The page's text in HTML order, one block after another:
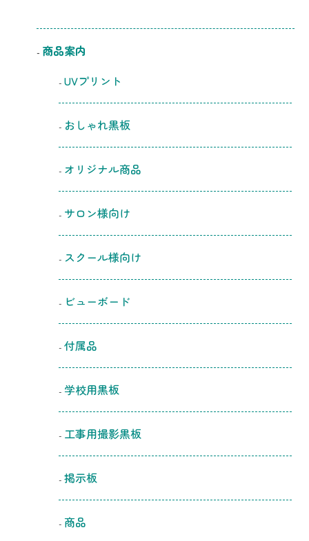
商品案内
UVプリント
おしゃれ黒板
オリジナル商品
サロン様向け
スクール様向け
ビューボード
付属品
学校用黒板
工事用撮影黒板
掲示板
商品